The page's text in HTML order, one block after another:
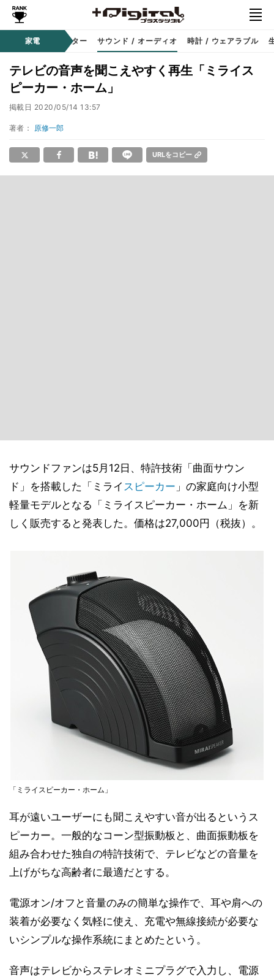
家電プロジェクター サウンド / オーディオ 時計 / ウェアラブル
テレビの音声を聞こえやすく再生「ミライス
ピーカー・ホーム」
掲載日 2020/05/14 13:57
著者： 原修一郎
URLをコピー
サウンドファンは5月12日、特許技術「曲面サウン
ド」を搭載した「ミライ スピーカー 」の家庭向け小型
軽量モデルとなる「ミライスピーカー・ホーム」を新
しく販売すると発表した。価格は27,000円（税抜）。
「ミライスピーカー・ホーム」
耳が遠いユーザーにも聞こえやすい音が出るというス
ピーカー。一般的なコーン型振動板と、曲面振動板を
組み合わせた独自の特許技術で、テレビなどの音量を
上げがちな高齢者に最適だとする。
電源オン/オフと音量のみの簡単な操作で、耳や肩への
装着が必要なく気軽に使え、充電や無線接続が必要な
いシンプルな操作系統にまとめたという。
音声はテレビからステレオミニプラグで入力し、電源